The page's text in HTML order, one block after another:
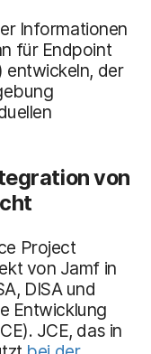
Informationen
für Endpoint
entwickeln, der
von
Project
von Jamf in
DISA und
Entwicklung
JCE, das in